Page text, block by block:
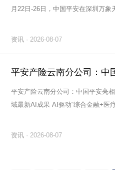
月22日-26日，中国平安在深圳万
资讯 · 2026-08-07
平安产险云南分公司：中国平安亮
域最新AI成果 AI驱动“综合金融+医疗养老”服务升级 2026年7月17日至19日，2026
资讯 · 2026-08-07